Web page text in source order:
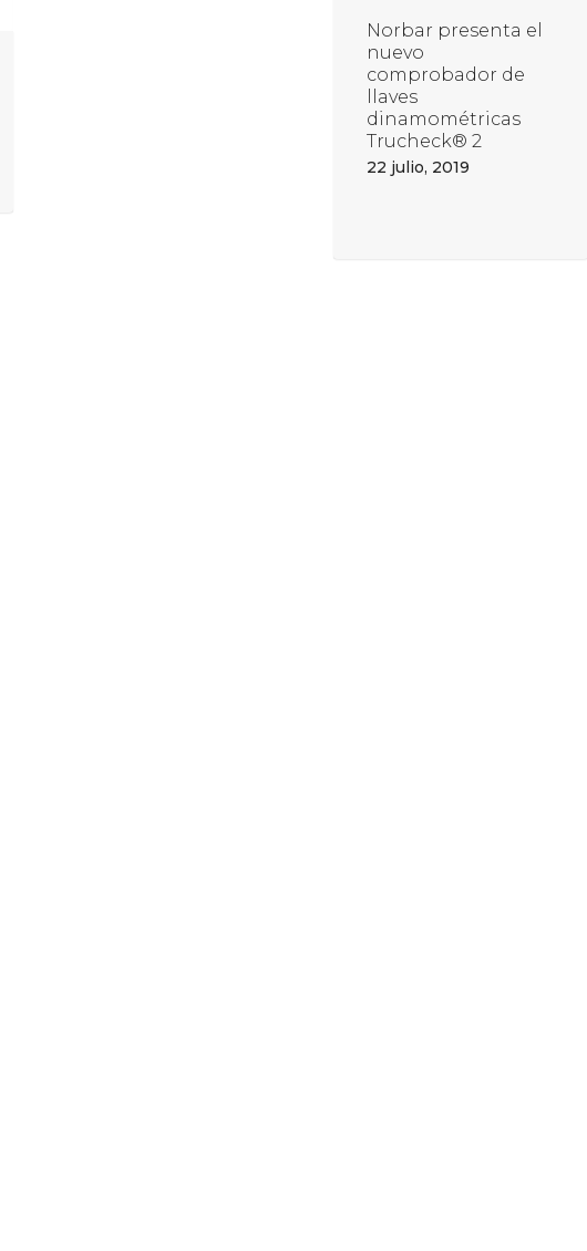
Norbar presenta el
nuevo
comprobador de
llaves
dinamométricas
Trucheck® 2
22 julio, 2019